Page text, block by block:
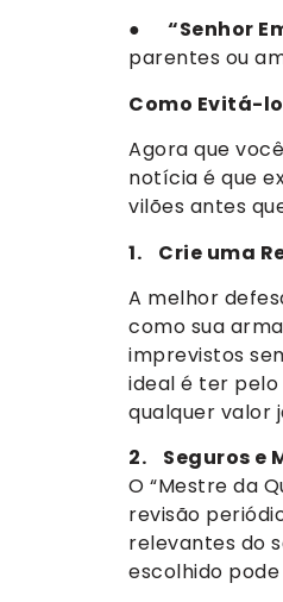
● “Senhor
parentes ou
Como Evitá-
Agora que
notícia é que
vilões antes
1. Crie uma
A melhor
como sua
imprevistos
ideal é ter pelo
qualquer valor
2. Seguros e
O “Mestre da
revisão
relevantes do
escolhido